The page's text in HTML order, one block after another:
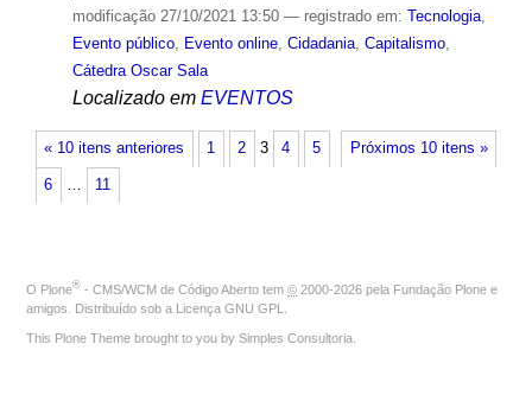
modificação27/10/2021 13:50 — registrado em: Tecnologia,
Evento público, Evento online, Cidadania, Capitalismo,
Cátedra Oscar Sala
Localizado em EVENTOS
« 10 itens anteriores Próximos 10 itens »
1 2 3 4 5
6 … 11
O Plone® - CMS/WCM de Código Aberto tem © 2000-2026 pela Fundação Plone e
amigos. Distribuído sob a Licença GNU GPL
This Plone Theme brought to you by Simples Consultoria